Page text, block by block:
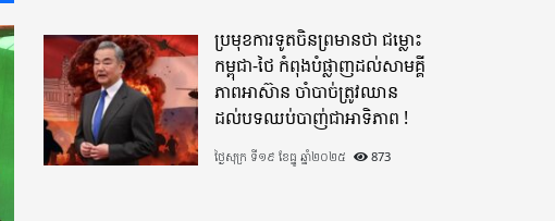
ប្រមុខការទូតចិនព្រមានថា ជម្លោះ
កម្ពុជា-ថៃ កំពុងបំផ្លាញដល់សាមគ្គី
ភាពអាស៊ាន ចាំបាច់ត្រូវឈាន
ដល់បទឈប់បាញ់ជាអាទិភាព !
ថ្ងៃសុក្រ ទី១៩ ខែធ្នូ ឆ្នាំ២០២៥ 873